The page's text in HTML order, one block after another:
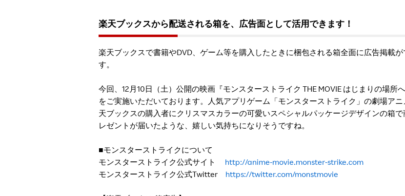
楽天ブックスから配送される箱を、広告面として活用できます！
楽天ブックスで書籍やDVD、ゲーム等を購入したときに梱包される箱全面に広告掲載
す。
今回、12月10日（土）公開の映画『モンスターストライク THE MOVIE はじまりの場
をご実施いただいております。人気アプリゲーム「モンスターストライク」の劇場ア
天ブックスの購入者にクリスマスカラーの可愛いスペシャルパッケージデザインの箱
レゼントが届いたような、嬉しい気持ちになりそうですね。
■モンスターストライクについて
モンスターストライク公式サイト http://anime-movie.monster-strike.com
モンスターストライク公式Twitter https://twitter.com/monstmovie